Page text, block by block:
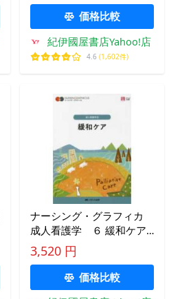
価格比較
紀伊國屋書店Yahoo!店
4.6 (1,602件)
ナーシング・グラフィカ
成人看護学 ６ 緩和ケア
（第３版）
3,520 円
価格比較